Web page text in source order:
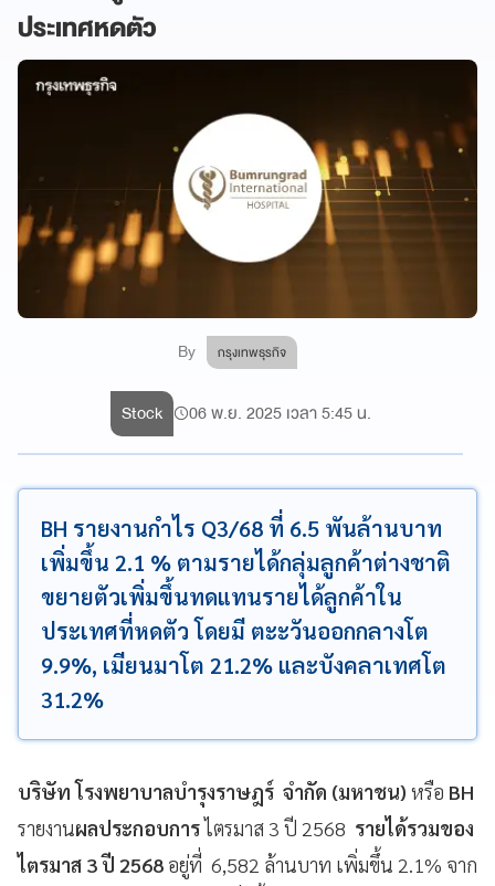
ประเทศหดตัว
By กรุงเทพธุรกิจ
Stock 06 พ.ย. 2025 เวลา 5:45 น.
BH รายงานกำไร Q3/68 ที่ 6.5 พันล้านบาท
เพิ่มขึ้น 2.1 % ตามรายได้กลุ่มลูกค้าต่างชาติ
ขยายตัวเพิ่มขึ้นทดแทนรายได้ลูกค้าใน
ประเทศที่หดตัว โดยมี ตะะวันออกกลางโต
9.9%, เมียนมาโต 21.2% และบังคลาเทศโต
31.2%
บริษัท โรงพยาบาลบำรุงราษฎร์ จำกัด (มหาชน) หรือ BH
รายงานผลประกอบการไตรมาส 3 ปี 2568 รายได้รวมของ
ไตรมาส 3 ปี 2568 อยู่ที่ 6,582 ล้านบาท เพิ่มขึ้น 2.1% จาก